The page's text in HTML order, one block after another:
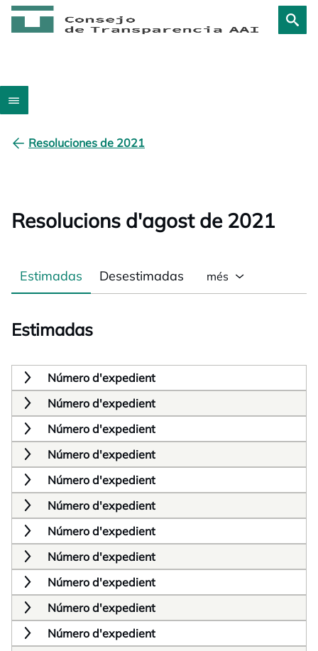
Resoluciones de 2021
Resolucions d'agost de 2021
Estimadas Desestimadas més
Estimadas
Número d'expedient
Número d'expedient
Número d'expedient
Número d'expedient
Número d'expedient
Número d'expedient
Número d'expedient
Número d'expedient
Número d'expedient
Número d'expedient
Número d'expedient